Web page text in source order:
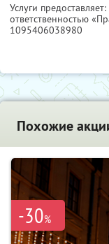
Услуги
ответственностью
1095406038980
Похожие
-30%